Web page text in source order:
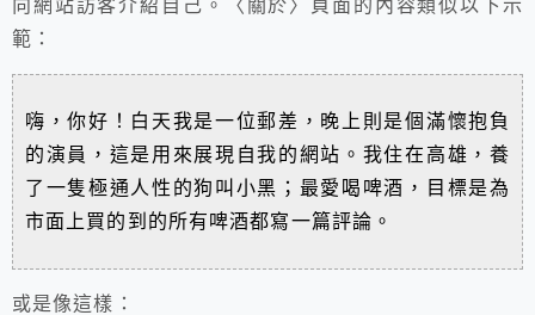
向網站訪客介紹自己。〈關於〉頁面的內容類似以下示
範：
嗨，你好！白天我是一位郵差，晚上則是個滿懷抱負
的演員，這是用來展現自我的網站。我住在高雄，養
了一隻極通人性的狗叫小黑；最愛喝啤酒，目標是為
市面上買的到的所有啤酒都寫一篇評論。
或是像這樣：